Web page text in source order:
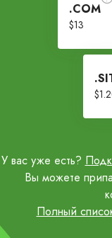
.COM
$13
У вас уже есть?
Вы можете
Полный